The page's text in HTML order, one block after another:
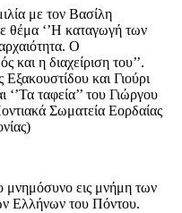
με τον Βασίλη
θέμα ‘’Η καταγωγή των
Ο
και η διαχείριση του’’.
και Γιούρι
ταφεία’’ του Γιώργου
Σωματεία Εορδαίας
μνημόσυνο εις μνήμη των
Ελλήνων του Πόντου.